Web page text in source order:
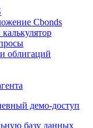
Cbonds
облигаций